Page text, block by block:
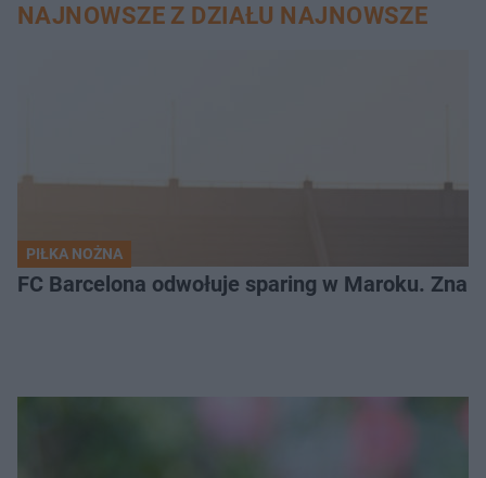
NAJNOWSZE Z DZIAŁU NAJNOWSZE
PIŁKA NOŻNA
FC Barcelona odwołuje sparing w Maroku.